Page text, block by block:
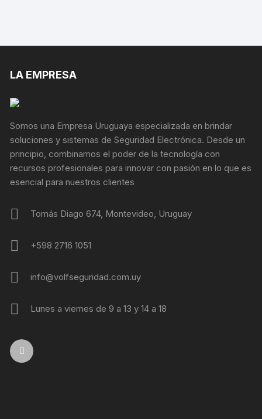
LA EMPRESA
Somos una Empresa Uruguaya especializada en brindar
soluciones y sistemas de Seguridad Electrónica. Desde un
principio, combinamos el poder de la tecnología con
recursos profesionales para innovar con pasión en lo que es
esencial para nuestros clientes
Tomás Diago 674, Montevideo, Uruguay
+598 2716 1051
info@volfseguridad.com.uy
Lunes a viernes de 9 a 13 y 14 a 18